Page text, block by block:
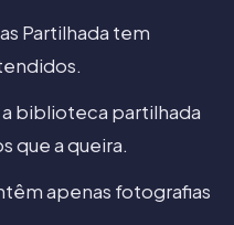
Partilhada tem
a biblioteca partilhada
que a queira.
apenas fotografias